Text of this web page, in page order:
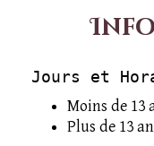
Jours et
Moins de 13
Plus de 13